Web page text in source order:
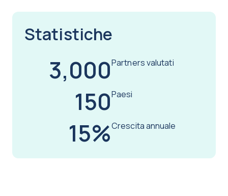
Statistiche
3,000Partners valutati
150Paesi
15%Crescita annuale